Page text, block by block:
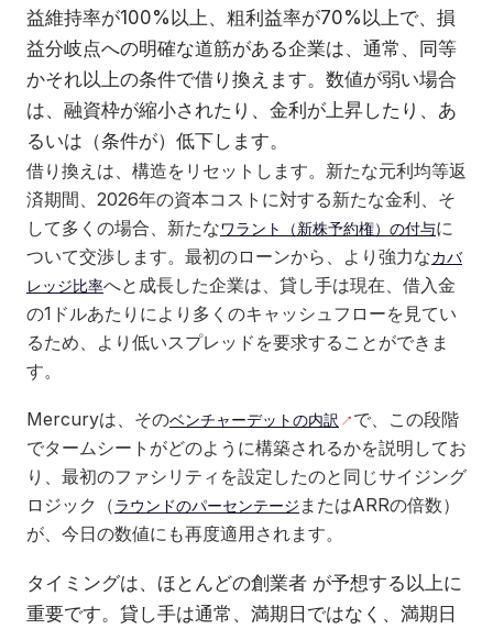
益維持率が100%以上、粗利益率が70%以上で、損
益分岐点への明確な道筋がある企業は、通常、同等
かそれ以上の条件で借り換えます。数値が弱い場合
は、融資枠が縮小されたり、金利が上昇したり、あ
るいは（条件が）低下します。
借り換えは、構造をリセットします。新たな元利均等返
済期間、2026年の資本コストに対する新たな金利、そ
して多くの場合、新たなワラント（新株予約権）の付与に
ついて交渉します。最初のローンから、より強力なカバ
レッジ比率へと成長した企業は、貸し手は現在、借入金
の1ドルあたりにより多くのキャッシュフローを見てい
るため、より低いスプレッドを要求することができま
す。
Mercuryは、そのベンチャーデットの内訳
で、この段階
でタームシートがどのように構築されるかを説明してお
り、最初のファシリティを設定したのと同じサイジング
ロジック（ラウンドのパーセンテージ またはARRの倍数）
が、今日の数値にも再度適用されます。
タイミングは、ほとんどの創業者 ​​が予想する以上に
重要です。貸し手は通常、満期日ではなく、満期日